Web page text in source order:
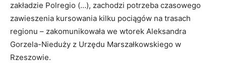
zakładzie Polregio (…), zachodzi potrzeba czasowego
zawieszenia kursowania kilku pociągów na trasach
regionu – zakomunikowała we wtorek Aleksandra
Gorzela-Nieduży z Urzędu Marszałkowskiego w
Rzeszowie.